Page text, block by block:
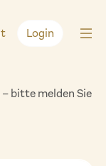
Login
bitte melden Sie